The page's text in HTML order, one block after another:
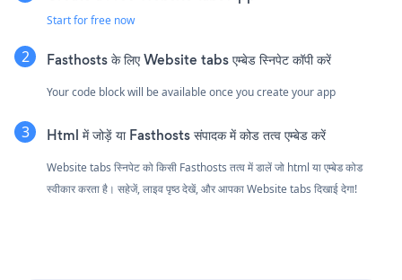
Start for free now
Fasthosts के लिए Website tabs एम्बेड स्निपेट कॉपी करें
Your code block will be available once you create your app
Html में जोड़ें या Fasthosts संपादक में कोड तत्व एम्बेड करें
Website tabs स्निपेट को किसी Fasthosts तत्व में डालें जो html या एम्बेड कोड
स्वीकार करता है। सहेजें, लाइव पृष्ठ देखें, और आपका Website tabs दिखाई देगा!